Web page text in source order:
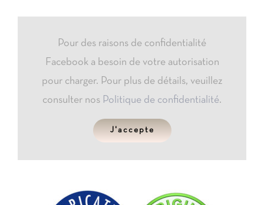
Pour des raisons de confidentialité
Facebook a besoin de votre autorisation
pour charger. Pour plus de détails, veuillez
consulter nos Politique de confidentialité.
J'accepte